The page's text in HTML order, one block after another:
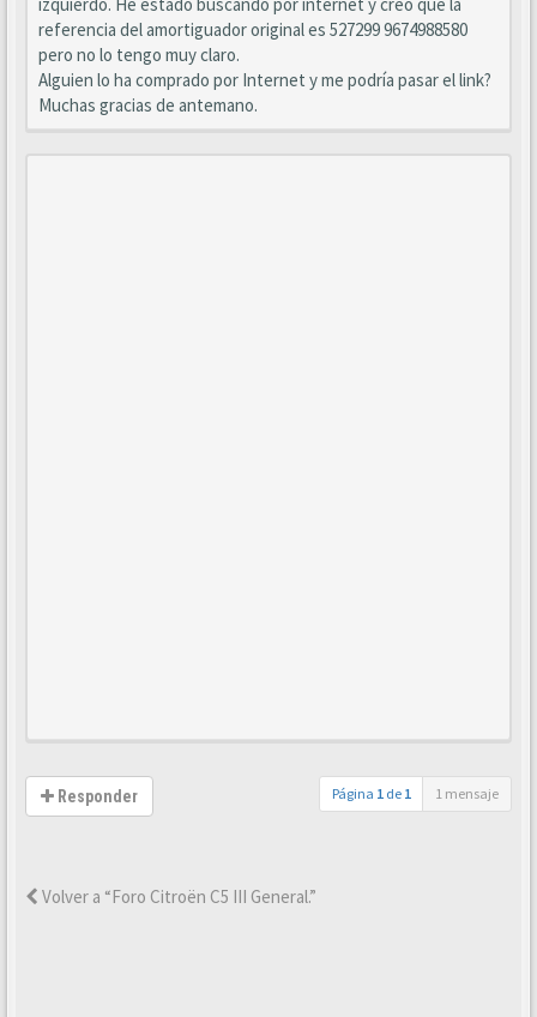
referencia del amortiguador original es 527299 9674988580
pero no lo tengo muy claro.
Alguien lo ha comprado por Internet y me podría pasar el link?
Muchas gracias de antemano.
Responder Página 1 de 1 1 mensaje
Volver a “Foro Citroën C5 III General.”